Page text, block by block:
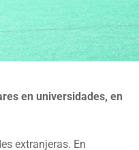
en universidades, en
extranjeras. En